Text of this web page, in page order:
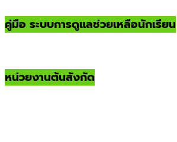
คู่มือ ระบบการดูแลช่วยเหลือนักเรียน
หน่วยงานต้นสังกัด